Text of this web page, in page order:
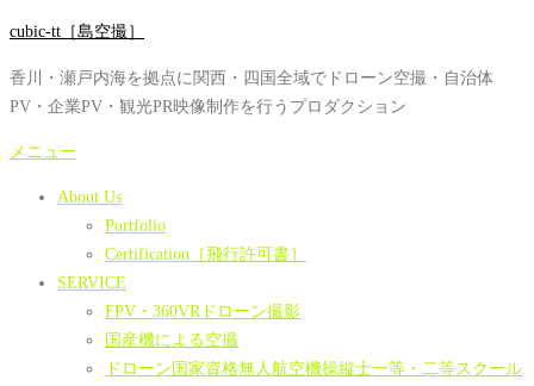
コ
テ
ン
ツ
cubic-tt［島空撮］
香川・瀬戸内海を拠点に関西・四国全域でドローン空撮・自治体
PV・企業PV・観光PR映像制作を行うプロダクション
メニュー
About Us
Portfolio
Certification［飛行許可書］
SERVICE
FPV・360VRドローン撮影
国産機による空撮
ドローン国家資格無人航空機操縦士一等・二等スクール